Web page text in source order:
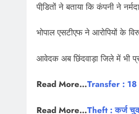
पीडि़तों ने बताया कि कंपनी ने
भोपाल एसटीएफ ने आरोपियों के
आवेदक अब छिंदवाड़ा जिले में भी
Read More…Transfer : 18
Read More…Theft : कर्ज